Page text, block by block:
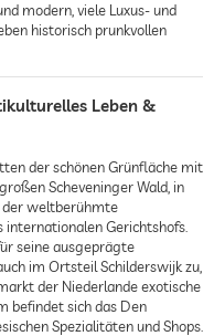
modern, viele Luxus- und
historisch prunkvollen
Leben &
der schönen Grünfläche mit
Scheveninger Wald, in
der weltberühmte
internationalen Gerichtshofs.
seine ausgeprägte
im Ortsteil Schilderswijk zu,
der Niederlande exotische
befindet sich das Den
Spezialitäten und Shops.